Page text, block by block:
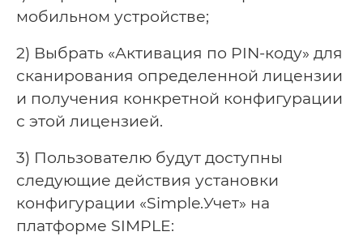
мобильном устройстве;
2) Выбрать «Активация по PIN-коду» для
сканирования определенной лицензии
и получения конкретной конфигурации
с этой лицензией.
3) Пользователю будут доступны
следующие действия установки
конфигурации «Simple.Учет» на
платформе SIMPLE: